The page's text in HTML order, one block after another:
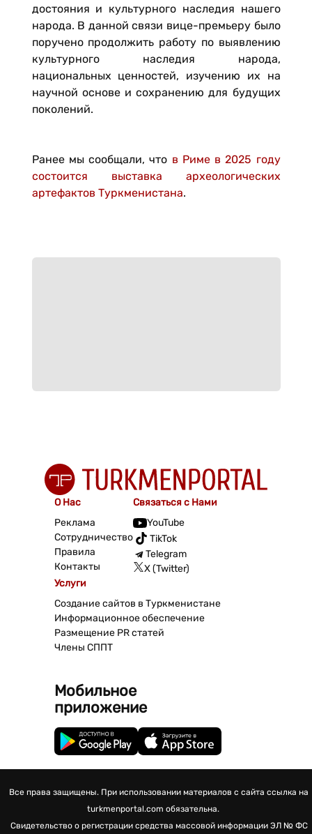
достояния и культурного наследия нашего
народа. В данной связи вице-премьеру было
поручено продолжить работу по выявлению
культурного наследия народа,
национальных ценностей, изучению их на
научной основе и сохранению для будущих
поколений.
Ранее мы сообщали, что в Риме в 2025 году
состоится выставка археологических
артефактов Туркменистана.
О Нас
Реклама
Сотрудничество
Правила
Контакты
Связаться с Нами
YouTube
TikTok
Telegram
X (Twitter)
Услуги
Создание сайтов в Туркменистане
Информационное обеспечение
Размещение PR статей
Члены СППТ
Мобильное
приложение
Все права защищены. При использовании материалов с сайта ссылка на
turkmenportal.com обязательна.
Свидетельство о регистрации средства массовой информации ЭЛ № ФС